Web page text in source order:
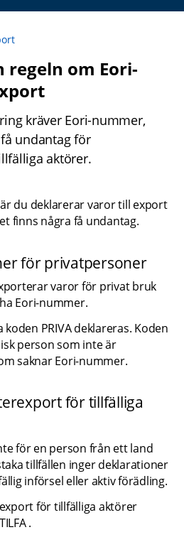
regeln om Eori-
kräver Eori-nummer,
undantag för
aktörer.
du deklarerar varor till export
finns några få undantag.
för privatpersoner
varor för privat bruk
Eori-nummer.
PRIVA deklareras. Koden
person som inte är
saknar Eori-nummer.
för tillfälliga
för en person från ett land
tillfällen inger deklarationer
införsel eller aktiv förädling.
för tillfälliga aktörer
.